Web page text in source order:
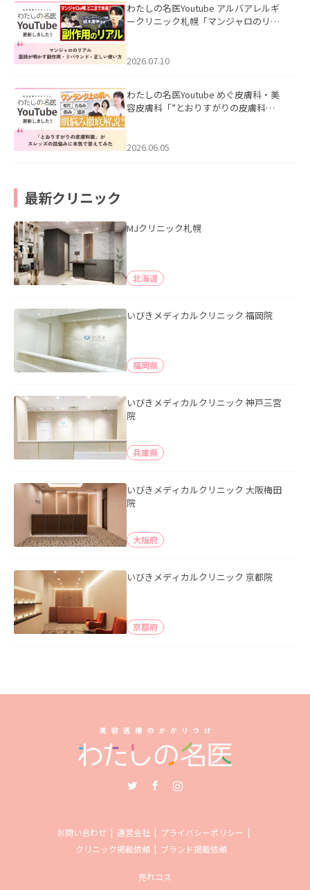
わたしの名医Youtube アルバアレルギ
ークリニック札幌「マンジャロのリア
た。
2026.07.10
わたしの名医Youtube めぐ皮膚科・美
容皮膚科「”とおりすがりの皮膚科
2026.06.05
最新クリニック
MJクリニック札幌
北海道
いびきメディカルクリニック 福岡院
福岡県
いびきメディカルクリニック 神戸三宮
院
兵庫県
いびきメディカルクリニック 大阪梅田
院
大阪府
いびきメディカルクリニック 京都院
京都府
お問い合わせ 運営会社
プライバシーポリシー
クリニック掲載依頼
ブランド掲載依頼
売れコス